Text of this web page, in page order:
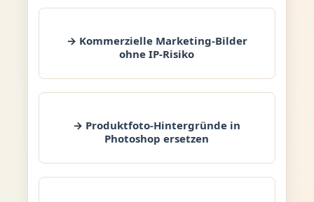
→ Kommerzielle Marketing-Bilder
ohne IP-Risiko
→ Produktfoto-Hintergründe in
Photoshop ersetzen